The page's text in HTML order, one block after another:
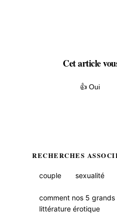
Cet article
👍 Oui
RECHERCHES
couple sexualité
comment nos 5 grands
littérature érotique